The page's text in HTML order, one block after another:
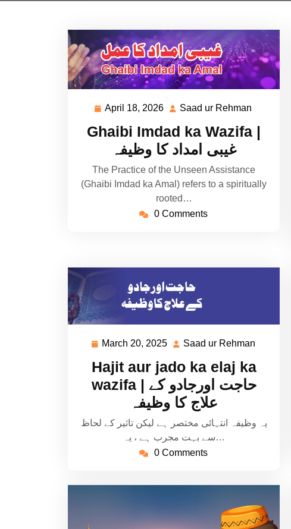
April 18, 2026 April
2026
Saad ur Rehman
Ghaibi Imdad ka Wazifa |
غیبی امداد کا وظیفہ
The Practice of the Unseen Assistance
(Ghaibi Imdad ka Amal) refers to a spiritually
rooted…
0 Comments
March 20, 2025 March
2025
Saad ur Rehman
Rehman
Hajit aur jado ka elaj ka
wazifa | حاجت اورجادو کے
علاج کا وظیفہ
یہ وظیفہ انتہائی مختصر ہے لیکن تاثیر کے لحاظ
سے بہت مجرب ہے ، یہ…
0 Comments